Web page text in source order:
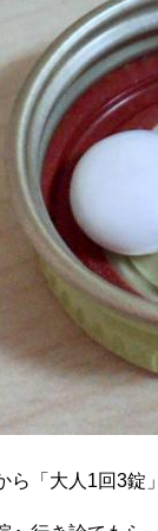
ら「大人1回3錠